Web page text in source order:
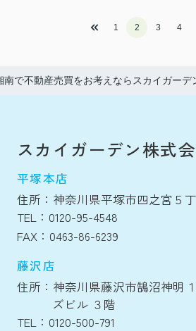
1 2 3 4
南で不動産売買をお考えならスカイガーデ
スカイガーデン株式
平塚本店
住所：神奈川県平塚市四之宮５丁
TEL：0120-95-4548
FAX：0463-86-6239
藤沢店
住所：神奈川県藤沢市鵠沼神明
ズビル ３階
TEL：0120-500-791